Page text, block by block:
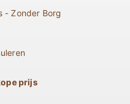
- Zonder Borg
prijs